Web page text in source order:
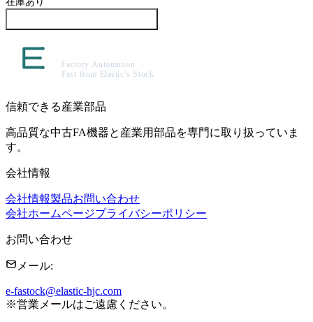
信頼できる産業部品
高品質な中古FA機器と産業用部品を専門に取り扱っていま
す。
会社情報
会社情報製品お問い合わせ
会社ホームページプライバシーポリシー
お問い合わせ
メール:
e-fastock@elastic-hjc.com
※営業メールはご遠慮ください。